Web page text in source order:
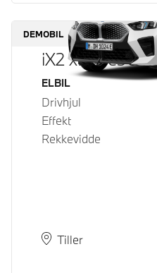
DEMOBIL
iX2 xDrive30
Drivstoff
ELBIL
Drivhjul
Effekt
Rekkevidde
PlassTiller
Leveringstid